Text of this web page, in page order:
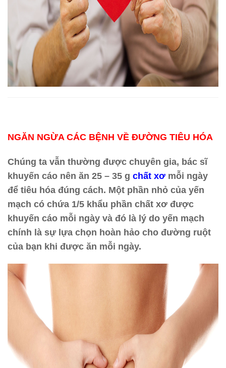
NGĂN NGỪA CÁC BỆNH VỀ ĐƯỜNG TIÊU HÓA
Chúng ta vẫn thường được chuyên gia, bác sĩ
khuyến cáo nên ăn 25 – 35 g chất xơ mỗi ngày
để tiêu hóa đúng cách. Một phần nhỏ của yến
mạch có chứa 1/5 khẩu phần chất xơ được
khuyến cáo mỗi ngày và đó là lý do yến mạch
chính là sự lựa chọn hoàn hảo cho đường ruột
của bạn khi được ăn mỗi ngày.